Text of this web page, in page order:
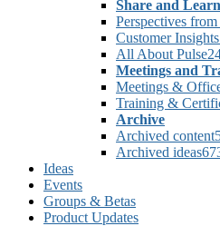
Share and
Perspectives
Customer
All About Pulse
Meetings and
Meetings &
Training &
Archive
Archived content
Archived ideas
Ideas
Events
Groups & Betas
Product Updates